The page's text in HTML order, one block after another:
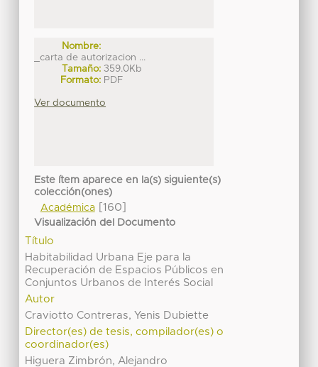
Nombre:
_carta de autorizacion ...
Tamaño: 359.0Kb
Formato: PDF
Ver documento
Este ítem aparece en la(s) siguiente(s)
colección(ones)
Académica[160]
Visualización del Documento
Título
Habitabilidad Urbana Eje para la
Recuperación de Espacios Públicos en
Conjuntos Urbanos de Interés Social
Autor
Craviotto Contreras, Yenis Dubiette
Director(es) de tesis, compilador(es) o
coordinador(es)
Higuera Zimbrón, Alejandro